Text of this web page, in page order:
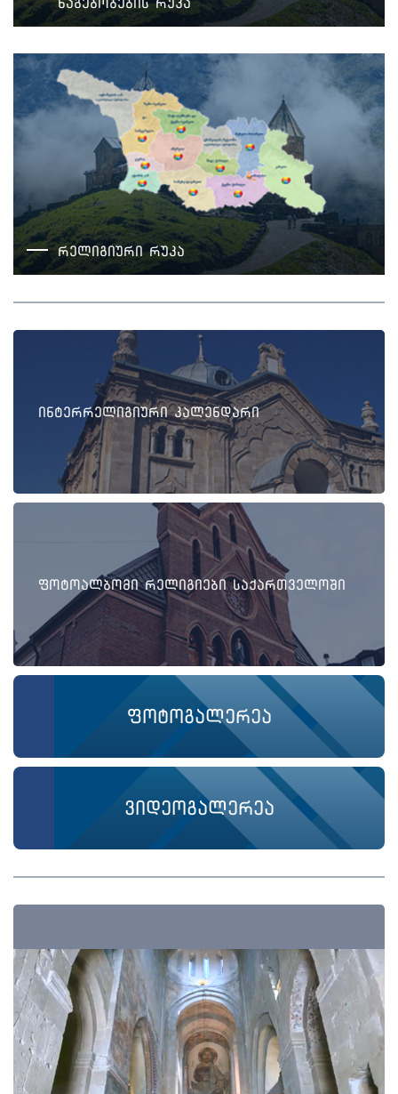
ნაგებობების რუკა
რელიგიური რუკა
ინტერრელიგიური კალენდარი
ფოტოალბომი რელიგიები საქართველოში
ფოტოგალერეა
ვიდეოგალერეა